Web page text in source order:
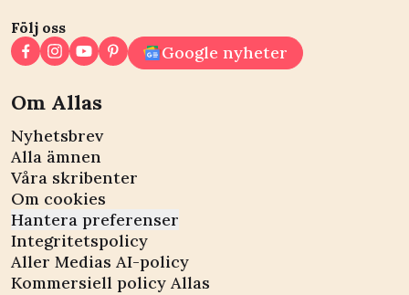
Följ oss
Google nyheter
Om Allas
Nyhetsbrev
Alla ämnen
Våra skribenter
Om cookies
Hantera preferenser
Integritetspolicy
Aller Medias AI-policy
Kommersiell policy Allas